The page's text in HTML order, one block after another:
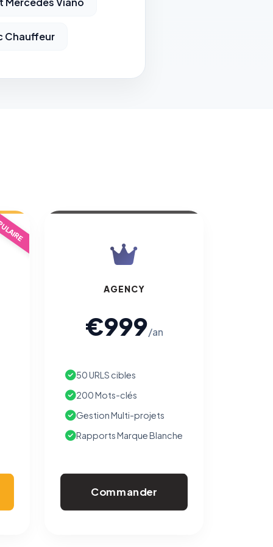
Chauffeur
AGENCY
€999/an
50 URLS cibles
200 Mots-clés
Gestion Multi-projets
Rapports Marque Blanche
Commander